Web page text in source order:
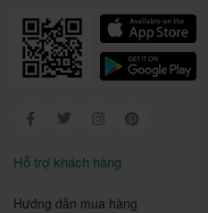
FacebookTwitter Instagram
Hỗ trợ khách hàng
Hướng dẫn mua hàng